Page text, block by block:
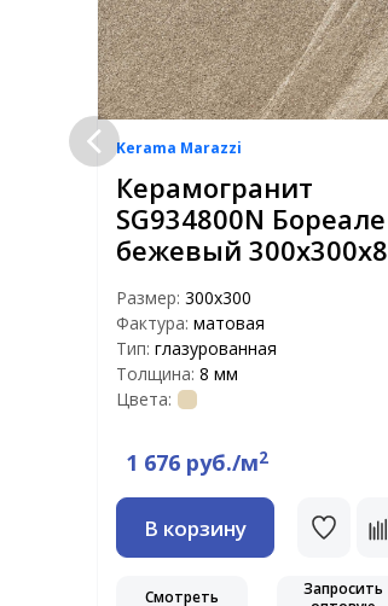
Kerama Marazzi
Керамогранит
SG934800N Бореале
бежевый 300х300х8
Размер: 300x300
Фактура: матовая
Тип: глазурованная
Толщина: 8 мм
Цвета:
1 676 руб./м2
В корзину
Смотреть
Запросить